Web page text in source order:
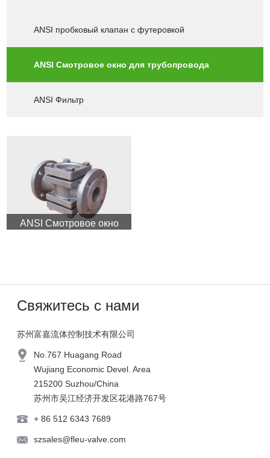
ANSI пробковый клапан с футеровкой
ANSI Смотровое окно для трубопровода
ANSI Фильтр
ANSI Смотровое окно
Свяжитесь с нами
苏州富嘉流体控制技术有限公司
No.767 Huagang Road
Wujiang Economic Devel. Area
215200 Suzhou/China
苏州市吴江经济开发区花港路767号
+ 86 512 6343 7689
szsales@fleu-valve.com